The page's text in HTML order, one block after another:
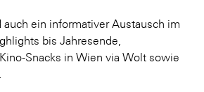
auch ein informativer Austausch im
bis Jahresende,
Snacks in Wien via Wolt sowie